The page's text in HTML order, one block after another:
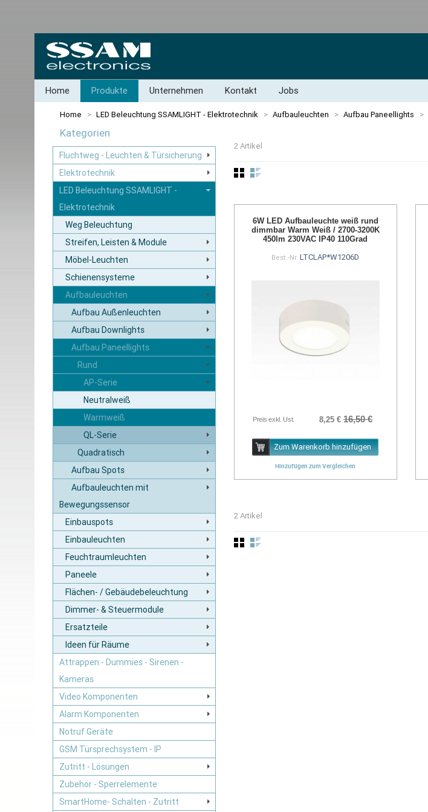
Home Produkte Unternehmen Kontakt Jobs
Home > LED Beleuchtung SSAMLIGHT - Elektrotechnik > Aufbauleuchten > Aufbau Paneellights >
2 Artikel
6W LED Aufbauleuchte weiß rund
dimmbar Warm Weiß / 2700-3200K
450lm 230VAC IP40 110Grad
Best.-Nr. LTCLAP*W1206D
Preis exkl. Ust. 8,25 € 16,50 €
Zum Warenkorb hinzufügen
Hinzufügen zum Vergleichen
2 Artikel
Kategorien
Fluchtweg - Leuchten & Türsicherung
Elektrotechnik
LED Beleuchtung SSAMLIGHT -
Elektrotechnik
Weg Beleuchtung
Streifen, Leisten & Module
Möbel-Leuchten
Schienensysteme
Aufbauleuchten
Aufbau Außenleuchten
Aufbau Downlights
Aufbau Paneellights
Rund
AP-Serie
Neutralweiß
Warmweiß
QL-Serie
Quadratisch
Aufbau Spots
Aufbauleuchten mit
Bewegungssensor
Einbauspots
Einbauleuchten
Feuchtraumleuchten
Paneele
Flächen- / Gebäudebeleuchtung
Dimmer- & Steuermodule
Ersatzteile
Ideen für Räume
Attrappen - Dummies - Sirenen -
Kameras
Video Komponenten
Alarm Komponenten
Notruf Geräte
GSM Türsprechsystem - IP
Zutritt - Lösungen
Zubehör - Sperrelemente
SmartHome- Schalten - Zutritt